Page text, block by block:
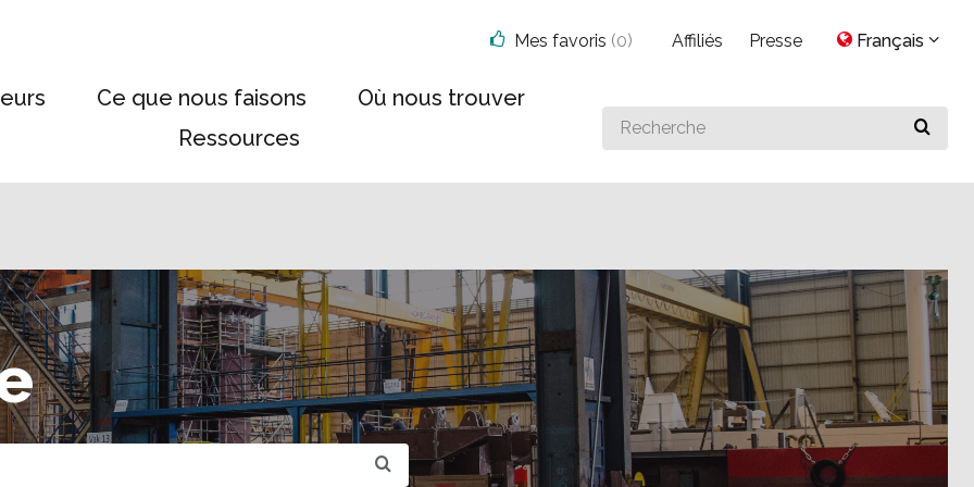
Ce que nous faisons
Où nous trouver
Ressources
Search
for
Mes favoris (0) Affiliés Presse Français